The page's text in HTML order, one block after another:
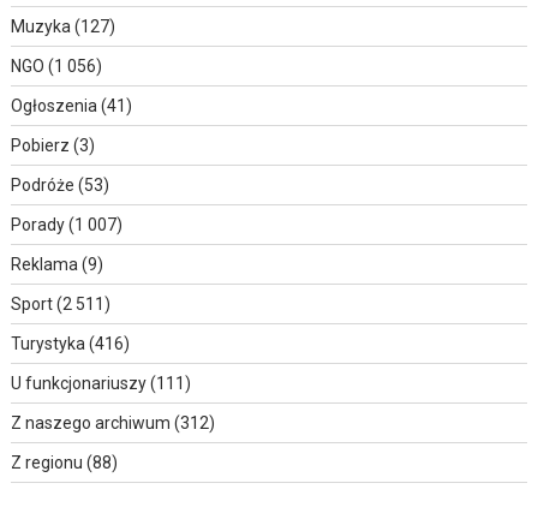
Muzyka(127)
NGO (1 056)
Ogłoszenia(41)
Pobierz (3)
Podróże (53)
Porady(1 007)
Reklama(9)
Sport(2 511)
Turystyka(416)
U funkcjonariuszy(111)
Z naszego archiwum (312)
Z regionu (88)